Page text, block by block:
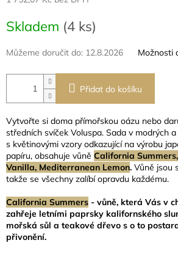
cena:
Skladem (4 ks)
Můžeme doručit do: 12.8.2026 Možnosti
Přidat do košíku
Vytvořte si doma přímořskou oázu nebo
středních svíček Voluspa. Sada v modrých
s květinovými vzory odkazující na výrobu
papíru, obsahuje vůně California
Vanilla, Mediterranean Lemon. Vůně jsou
takže se všechny zalíbí opravdu každému.
California Summers - vůně, která Vás v
zahřeje letními paprsky kalifornského
mořská sůl a teakové dřevo s o to
přivonění.